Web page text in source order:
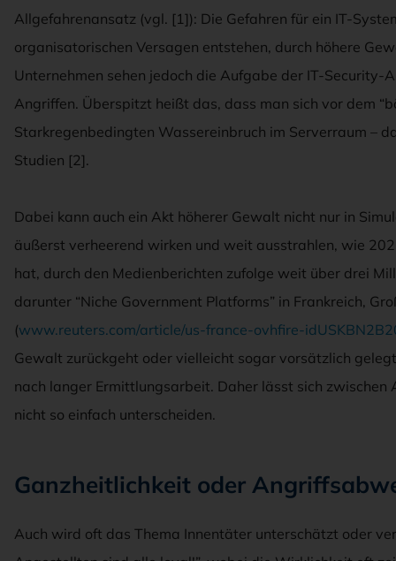
Allgefahrenansatz (vgl. [1]): Die Gefahren für ein IT-
organisatorischen Versagen entstehen, durch höhere
Unternehmen sehen jedoch die Aufgabe der IT-Security-
Angriffen. Überspitzt heißt das, dass man sich vor dem
Starkregenbedingten Wassereinbruch im Serverraum –
Studien [2].
Dabei kann auch ein Akt höherer Gewalt nicht nur in
äußerst verheerend wirken und weit ausstrahlen, wie
hat, durch den Medienberichten zufolge weit über drei
darunter “Niche Government Platforms” in Frankreich,
(www.reuters.com/article/us-france-ovhfire-
Gewalt zurückgeht oder vielleicht sogar vorsätzlich
nach langer Ermittlungsarbeit. Daher lässt sich
nicht so einfach unterscheiden.
Ganzheitlichkeit oder
Auch wird oft das Thema Innentäter unterschätzt oder